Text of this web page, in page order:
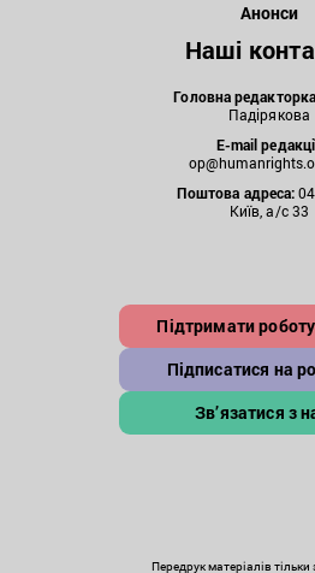
Анонси
Наші
Головна
Падірякова
E-mail
Поштова адреса:
Київ, а/с 33
Підтримати
Підписатися на
Зв’язатися з
Передрук матеріалів тільки